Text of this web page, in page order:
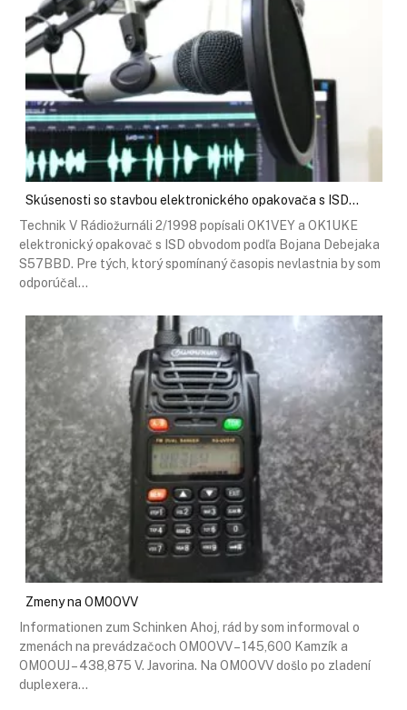
Skúsenosti so stavbou elektronického opakovača s ISD…
Technik V Rádiožurnáli 2/1998 popísali OK1VEY a OK1UKE
elektronický opakovač s ISD obvodom podľa Bojana Debejaka
S57BBD. Pre tých, ktorý spomínaný časopis nevlastnia by som
odporúčal…
Zmeny na OM0OVV
Informationen zum Schinken Ahoj, rád by som informoval o
zmenách na prevádzačoch OM0OVV – 145,600 Kamzík a
OM0OUJ – 438,875 V. Javorina. Na OM0OVV došlo po zladení
duplexera…